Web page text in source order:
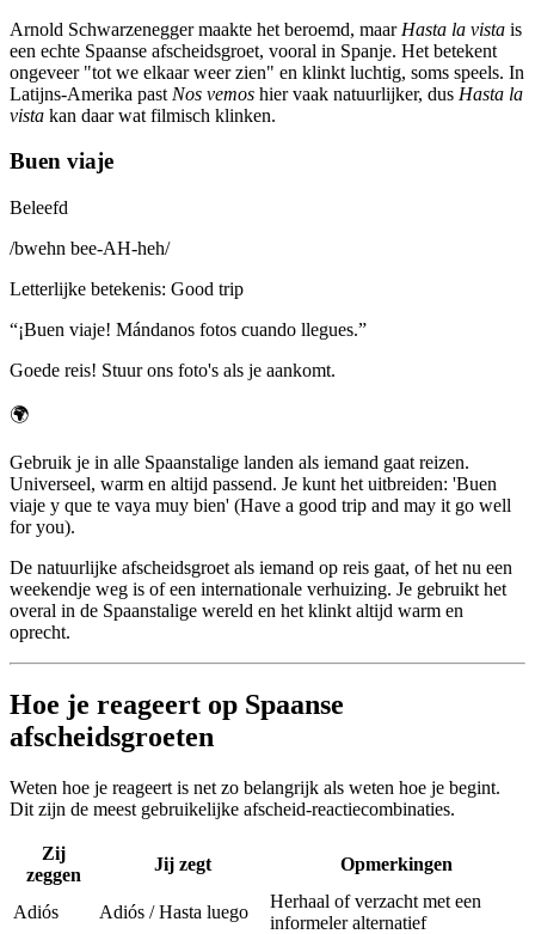
Arnold Schwarzenegger maakte het beroemd, maar Hasta la vista is
een echte Spaanse afscheidsgroet, vooral in Spanje. Het betekent
ongeveer "tot we elkaar weer zien" en klinkt luchtig, soms speels. In
Latijns-Amerika past Nos vemos hier vaak natuurlijker, dus Hasta la
vista kan daar wat filmisch klinken.
Buen viaje
Beleefd
/bwehn bee-AH-heh/
Letterlijke betekenis: Good trip
“¡Buen viaje! Mándanos fotos cuando llegues.”
Goede reis! Stuur ons foto's als je aankomt.
🌍
Gebruik je in alle Spaanstalige landen als iemand gaat reizen.
Universeel, warm en altijd passend. Je kunt het uitbreiden: 'Buen
viaje y que te vaya muy bien' (Have a good trip and may it go well
for you).
De natuurlijke afscheidsgroet als iemand op reis gaat, of het nu een
weekendje weg is of een internationale verhuizing. Je gebruikt het
overal in de Spaanstalige wereld en het klinkt altijd warm en
oprecht.
Hoe je reageert op Spaanse
afscheidsgroeten
Weten hoe je reageert is net zo belangrijk als weten hoe je begint.
Dit zijn de meest gebruikelijke afscheid-reactiecombinaties.
Zij
zeggen
Jij zegt Opmerkingen
Adiós Adiós / Hasta luego
Herhaal of verzacht met een
informeler alternatief